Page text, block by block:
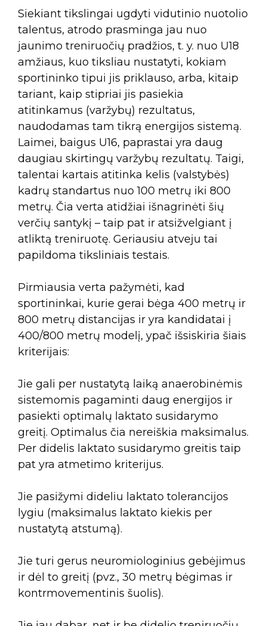
Siekiant tikslingai ugdyti vidutinio nuotolio
talentus, atrodo prasminga jau nuo
jaunimo treniruočių pradžios, t. y. nuo U18
amžiaus, kuo tiksliau nustatyti, kokiam
sportininko tipui jis priklauso, arba, kitaip
tariant, kaip stipriai jis pasiekia
atitinkamus (varžybų) rezultatus,
naudodamas tam tikrą energijos sistemą.
Laimei, baigus U16, paprastai yra daug
daugiau skirtingų varžybų rezultatų. Taigi,
talentai kartais atitinka kelis (valstybės)
kadrų standartus nuo 100 metrų iki 800
metrų. Čia verta atidžiai išnagrinėti šių
verčių santykį – taip pat ir atsižvelgiant į
atliktą treniruotę. Geriausiu atveju tai
papildoma tiksliniais testais.
Pirmiausia verta pažymėti, kad
sportininkai, kurie gerai bėga 400 metrų ir
800 metrų distancijas ir yra kandidatai į
400/800 metrų modelį, ypač išsiskiria šiais
kriterijais:
Jie gali per nustatytą laiką anaerobinėmis
sistemomis pagaminti daug energijos ir
pasiekti optimalų laktato susidarymo
greitį. Optimalus čia nereiškia maksimalus.
Per didelis laktato susidarymo greitis taip
pat yra atmetimo kriterijus.
Jie pasižymi dideliu laktato tolerancijos
lygiu (maksimalus laktato kiekis per
nustatytą atstumą).
Jie turi gerus neuromiologinius gebėjimus
ir dėl to greitį (pvz., 30 metrų bėgimas ir
kontrmovementinis šuolis).